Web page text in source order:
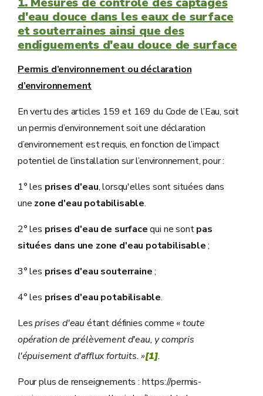
d'eau douce dans les eaux de surface
et souterraines ainsi que des
endiguements d'eau douce de surface
Permis d’environnement ou déclaration
d’environnement
En vertu des articles 159 et 169 du Code de l’Eau, soit
un permis d’environnement soit une déclaration
d’environnement est requis, en fonction de l’impact
potentiel de l’installation sur l’environnement, pour :
1° les prises d'eau, lorsqu'elles sont situées dans
une zone d'eau potabilisable.
2° les prises d'eau de surfacequi ne sontpas
situées dans une zone d'eau potabilisable;
3° les prises d'eau souterraine;
4° les prises d'eau potabilisable.
Lesprises d'eauétant définies comme «toute
opération de prélèvement d'eau, y compris
l'épuisement d'afflux fortuits. »[1].
Pour plus de renseignements : https://permis-